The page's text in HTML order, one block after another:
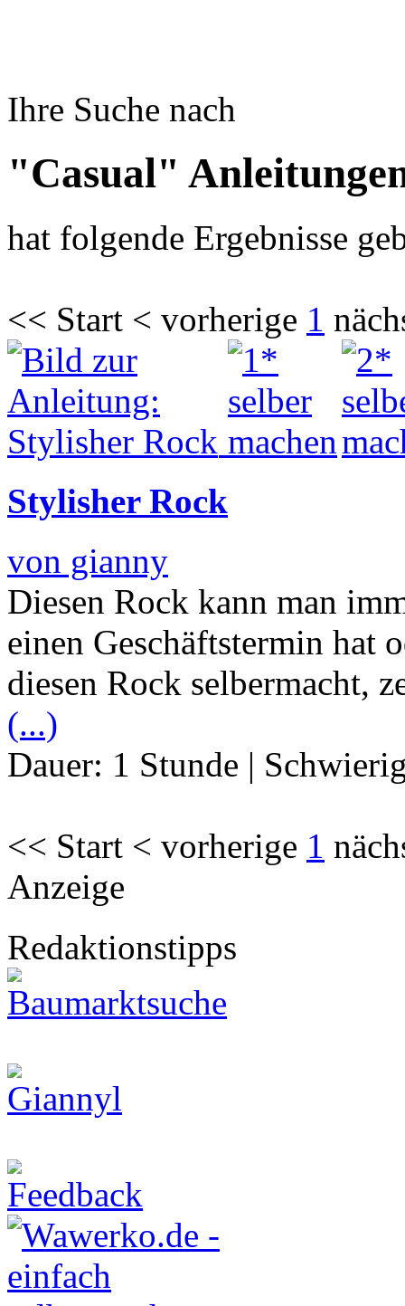
Ihre Suche nach
"Casual"
hat folgende Ergebnisse
<< Start < vorherige 1
Stylisher Rock
von gianny
Diesen Rock kann man
einen Geschäftstermin hat
diesen Rock selbermacht,
(...)
Dauer: 1 Stunde |
<< Start < vorherige 1
Anzeige
Redaktionstipps